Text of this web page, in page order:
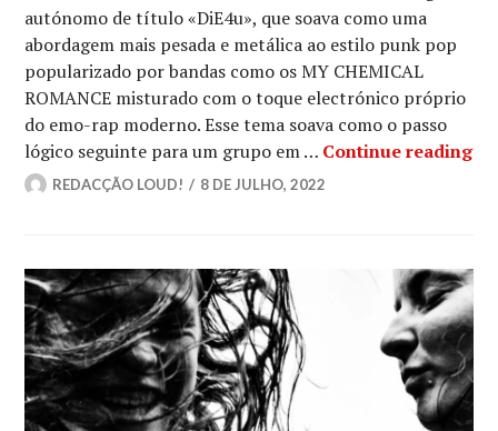
autónomo de título «DiE4u», que soava como uma
abordagem mais pesada e metálica ao estilo punk pop
popularizado por bandas como os MY CHEMICAL
ROMANCE misturado com o toque electrónico próprio
do emo-rap moderno. Esse tema soava como o passo
lógico seguinte para um grupo em … Continue reading
REDACÇÃO LOUD! 8 DE JULHO, 2022